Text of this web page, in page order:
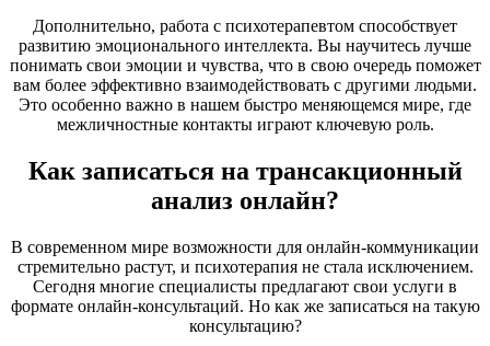
Дополнительно, работа с психотерапевтом способствует
развитию эмоционального интеллекта. Вы научитесь лучше
понимать свои эмоции и чувства, что в свою очередь поможет
вам более эффективно взаимодействовать с другими людьми.
Это особенно важно в нашем быстро меняющемся мире, где
межличностные контакты играют ключевую роль.
Как записаться на трансакционный
анализ онлайн?
В современном мире возможности для онлайн-коммуникации
стремительно растут, и психотерапия не стала исключением.
Сегодня многие специалисты предлагают свои услуги в
формате онлайн-консультаций. Но как же записаться на такую
консультацию?